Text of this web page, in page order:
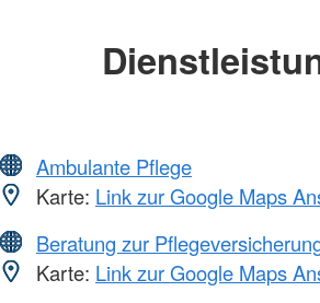
Ambulante Pflege
Karte: Link zur Google Maps
Beratung zur
Karte: Link zur Google Maps